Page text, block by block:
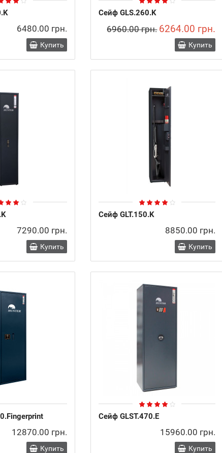
6480.00 грн.
Купить
Сейф GLS.260.K
6960.00 грн. 6264.00 грн.
Купить
7290.00 грн.
Купить
Сейф GLT.150.K
8850.00 грн.
Купить
12870.00 грн.
Купить
Сейф GLST.470.E
15960.00 грн.
Купить